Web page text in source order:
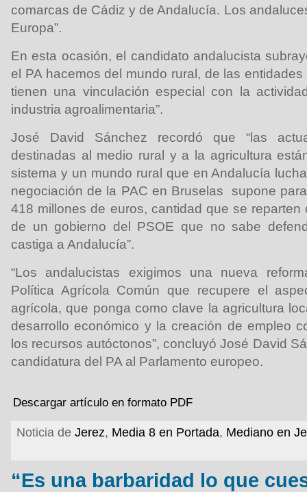
comarcas de Cádiz y de Andalucía. Los
Europa”.
En esta ocasión, el candidato andalucista
el PA hacemos del mundo rural, de las
tienen una vinculación especial con la
industria agroalimentaria”.
José David Sánchez recordó que “las
destinadas al medio rural y a la agricultura
sistema y un mundo rural que en Andalucía
negociación de la PAC en Bruselas supone
418 millones de euros, cantidad que se reparten
de un gobierno del PSOE que no sabe
castiga a Andalucía”.
“Los andalucistas exigimos una nueva
Política Agrícola Común que recupere el
agrícola, que ponga como clave la agricultura
desarrollo económico y la creación de empleo
los recursos autóctonos”, concluyó José David
candidatura del PA al Parlamento europeo.
Descargar artículo en formato PDF
Noticia de Jerez, Media 8 en Portada, Mediano en
“Es una barbaridad lo que